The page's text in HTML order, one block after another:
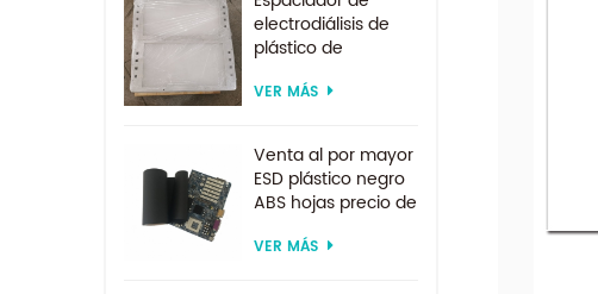
electrodiálisis de
plástico de
fábrica por encargo
electrodiálisis
VER MÁS
Venta al por mayor
ESD plástico negro
ABS hojas precio de
termoformado
VER MÁS